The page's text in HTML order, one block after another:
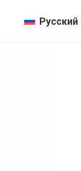
Русский